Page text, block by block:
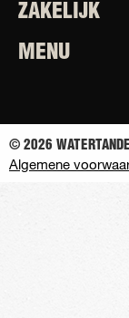
ZAKELIJK
MENU
© 2026
Algemene